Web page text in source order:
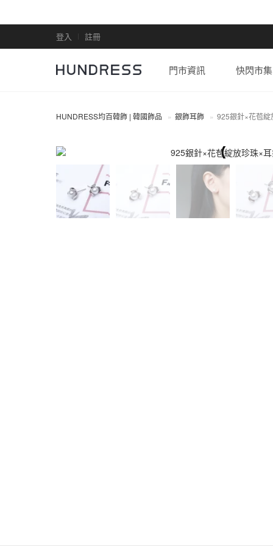
登入 註冊
門市資訊 快閃市集
HUNDRESS均百韓飾 | 韓國飾品 銀飾耳飾 925銀針×花苞綻
全部商品